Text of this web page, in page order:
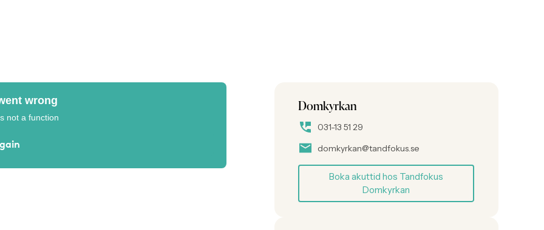
Domkyrkan
031-13 51 29
domkyrkan@tandfokus.se
Boka akuttid hos Tandfokus
Domkyrkan